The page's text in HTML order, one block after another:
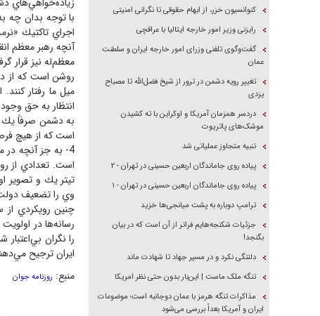
با توجه بدان چه
اجراي تاكتيك
آنچه رهبر معظم
معظم‌له نيز قرار
روشن است كه از
ميل ما رفتار
انتظار به حق
به دشمن صرفاً يك
است كه از هيچ
4- به جز آنچه
است. تعدادي از
تيتر يك و تصوير
وي را تضعيف دولت
چنين رويكردي از
رسانه‌ها در
را نگران
ايران ترجيح
منبع: روزنامه جوان
کنوانسیون خزر، از ابهام حقوقی تا نگرانی امنیتی
رایزنی وزیر امور خارجه ایتالیا با عراقچی
گفت‌وگوی تلفنی وزرای امور خارجه ایران و سلطنت
عمان
تغییر رویه دشمن در ترور از شیخ فضل‌الله تا مصباح
یزدی
دردسر همزمان آمریکا و اوکراین با ته کشیدن
موشک‌های پاتریوت
تنبیه متجاوز عملیاتی شد
پیاده روی جاماندگان اربعین حسینی در تهران - ۲
پیاده روی جاماندگان اربعین حسینی در تهران - ۱
ترامپ دوباره به پشت میانجی‌ها خزید
جزئیات شکنجه‌هایم فراتر از آن است که در بیان
بگنجد!
دلتنگی نکرد و در مسیر جهاد تا شهادت ماند
تنگه ملک ماست | این‌بار بدون حتی نظر امریکا
مذاکرات تنگه هرمز با عمان دوجانبه است؛ موضوعات
ایران و آمریکا بعداً بررسی می‌شود